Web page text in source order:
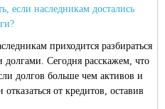
если наследникам достались
приходится разбираться
Сегодня расскажем, что
долгов больше чем активов и
от кредитов, оставив